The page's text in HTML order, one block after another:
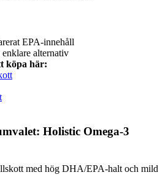
EPA-innehåll
alternativ
köpa här:
Holistic Omega-3
med hög DHA/EPA-halt och mild